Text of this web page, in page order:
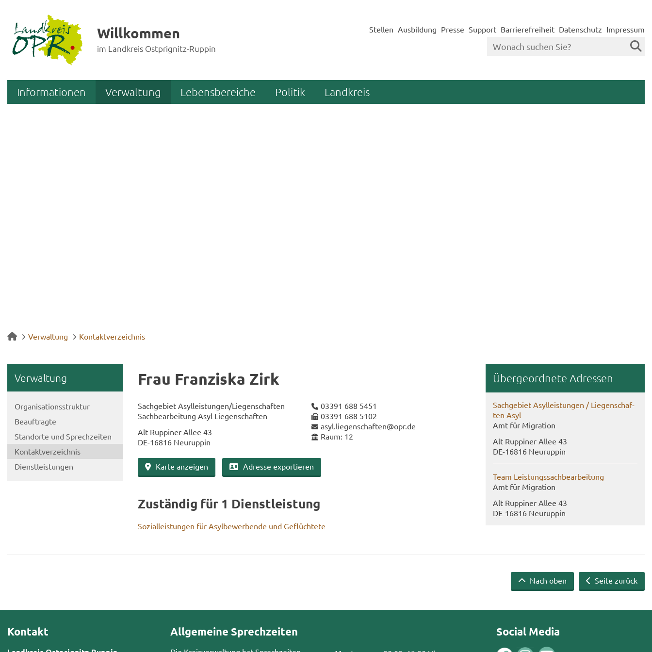
Willkommen
im Landkreis Ostprignitz-Ruppin
Stellen Ausbildung Presse Support Barrierefreiheit Datenschutz Impressum
Informationen Verwaltung Lebensbereiche Politik Landkreis
Verwaltung Kontaktverzeichnis
Ver­wal­tung
Or­ga­ni­sa­ti­ons­struk­tur
Be­auf­trag­te
Stand­or­te und Sprech­zei­ten
Kon­takt­ver­zeich­nis
Dienst­leis­tun­gen
Frau Fran­zis­ka Zirk
Sach­ge­biet Asyl­leis­tun­gen/Lie­gen­schaf­ten
Sach­be­ar­bei­tung Asyl Lie­gen­schaf­ten
Alt Rup­pi­ner Allee 43
DE-​16816 Neu­rup­pin
03391 688 5451
03391 688 5102
asyl.lie­gen­schaf­ten@opr.de
Raum: 12
Karte an­zei­gen Adres­se ex­por­tie­ren
Zu­stän­dig für 1 Dienst­leis­tung
So­zi­al­leis­tun­gen für Asyl­be­wer­ben­de und Ge­flüch­te­te
Über­ge­ord­ne­te Adres­sen
Sach­ge­biet Asyl­leis­tun­gen / Lie­gen­schaf­
ten Asyl
Amt für Mi­gra­ti­on
Alt Rup­pi­ner Allee 43
DE-​16816 Neu­rup­pin
Team Leis­tungs­sach­be­ar­bei­tung
Amt für Mi­gra­ti­on
Alt Rup­pi­ner Allee 43
DE-​16816 Neu­rup­pin
Seite zurück
Nach oben
Kontakt Allgemeine Sprechzeiten Social Media